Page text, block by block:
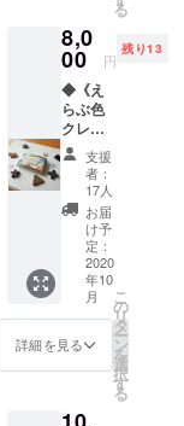
原料に
アレル
ある方
はご使
用をお
控えく
ださ
い。
の抽出
カスを
再利用
し、
コー
ヒー色
のクレ
ヨンを
作って
いま
す。
提供い
ただい
ている
「東マ
ンゴー
園」さ
んの純
粋はち
みつ。
花の香
りを感
じる濃
厚なは
ちみつ
は、一
度食べ
たらや
へのお
る
8,0
00 円
残り13
◆《え
らぶ色
クレヨ
ン
mini》
◆ 小さ
な子供
でも持
ちやす
いミニ
サイズ
のクレ
ヨンが6
色（赤
土・シ
マ桑・
ん・イ
支援
者：
17人
お届
け予
定：
2020
年10
月
詳細を見る
こ
の
リ
タ
ー
ン
を
選
択
す
る